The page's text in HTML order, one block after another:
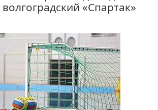
«Спартак»